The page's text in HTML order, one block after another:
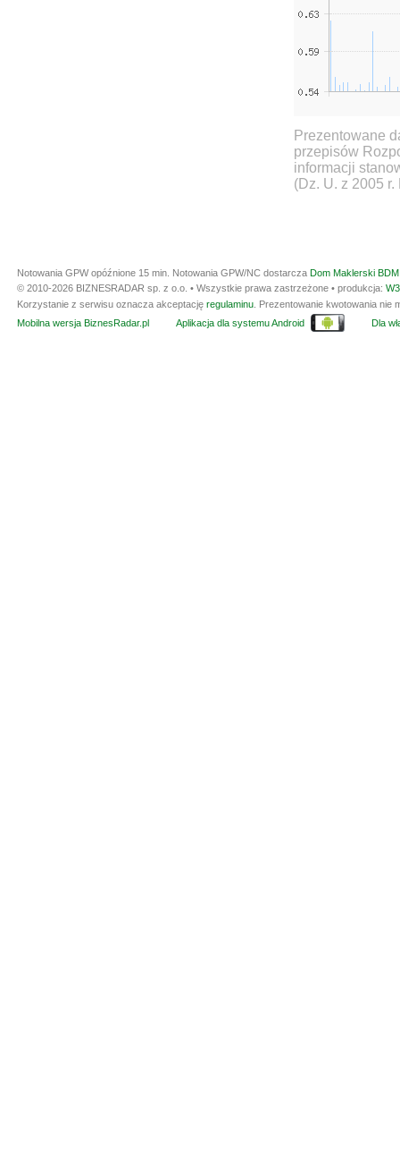
Prezentowane
przepisów
informacji
(Dz. U. z 2005
Notowania GPW opóźnione 15 min. Notowania GPW/NC dostarcza Dom Maklerski
© 2010-2026 BIZNESRADAR sp. z o.o. • Wszystkie prawa zastrzeżone • produkcja:
Korzystanie z serwisu oznacza akceptację regulaminu . Prezentowanie kwotowania
Mobilna wersja BiznesRadar.pl
Aplikacja dla systemu Android Dla